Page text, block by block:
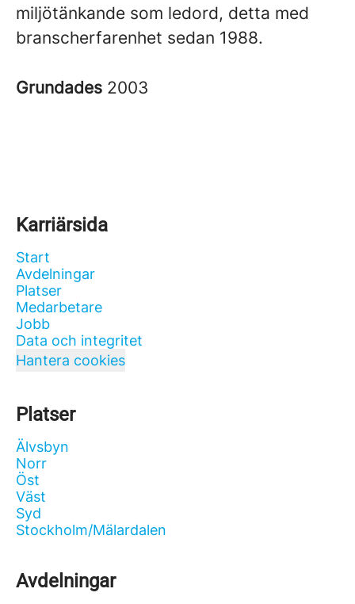
miljötänkande som ledord, detta med
branscherfarenhet sedan 1988.
Grundades 2003
Karriärsida
Start
Avdelningar
Platser
Medarbetare
Jobb
Data och integritet
Hantera cookies
Platser
Älvsbyn
Norr
Öst
Väst
Syd
Stockholm/Mälardalen
Avdelningar